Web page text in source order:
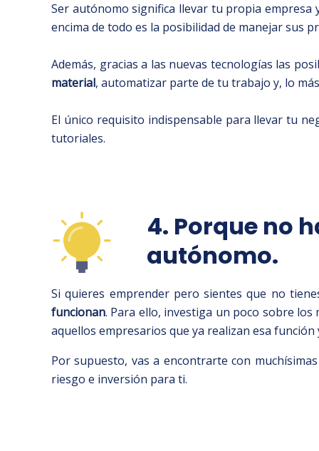
Ser autónomo significa llevar tu propia empresa
encima de todo es la posibilidad de manejar sus
Además, gracias a las nuevas tecnologías las
material, automatizar parte de tu trabajo y, lo
El único requisito indispensable para llevar tu
tutoriales.
4. Porque no
autónomo.
Si quieres emprender pero sientes que no
funcionan. Para ello, investiga un poco sobre
aquellos empresarios que ya realizan esa función
Por supuesto, vas a encontrarte con
riesgo e inversión para ti.